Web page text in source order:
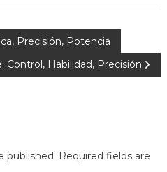
Precisión, Potencia
Control, Habilidad, Precisión
published. Required fields are